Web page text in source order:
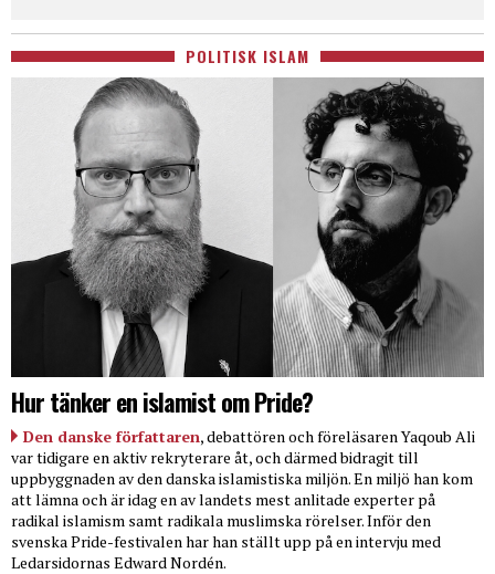
POLITISK ISLAM
Hur tänker en islamist om Pride?
Den danske författaren, debattören och föreläsaren Yaqoub Ali
var tidigare en aktiv rekryterare åt, och därmed bidragit till
uppbyggnaden av den danska islamistiska miljön. En miljö han kom
att lämna och är idag en av landets mest anlitade experter på
radikal islamism samt radikala muslimska rörelser. Inför den
svenska Pride-festivalen har han ställt upp på en intervju med
Ledarsidornas Edward Nordén.